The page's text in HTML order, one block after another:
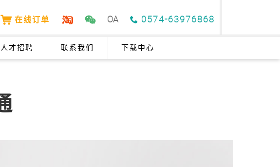
在线订单 OA 0574-63976868
人才招聘 联系我们 下载中心